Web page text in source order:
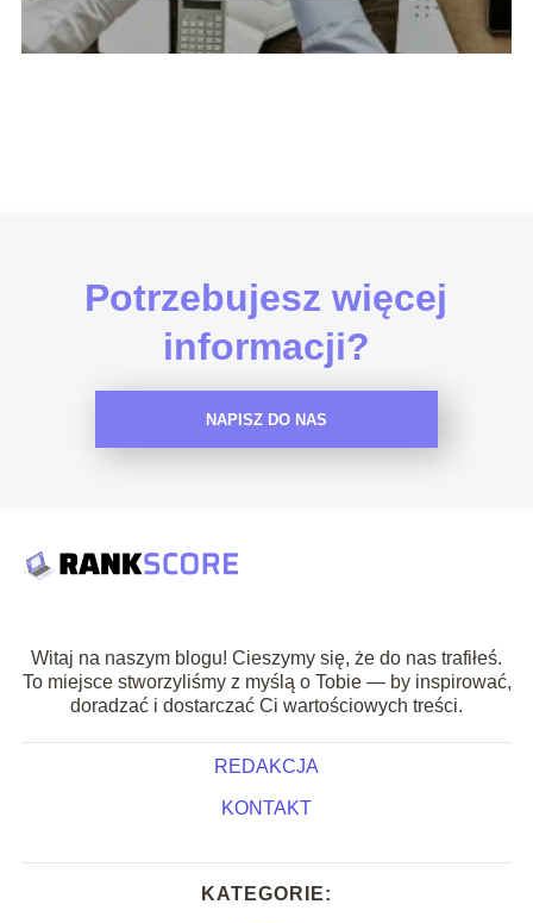
Potrzebujesz więcej
informacji?
NAPISZ DO NAS
Witaj na naszym blogu! Cieszymy się, że do nas trafiłeś.
To miejsce stworzyliśmy z myślą o Tobie — by inspirować,
doradzać i dostarczać Ci wartościowych treści.
REDAKCJA
KONTAKT
KATEGORIE: